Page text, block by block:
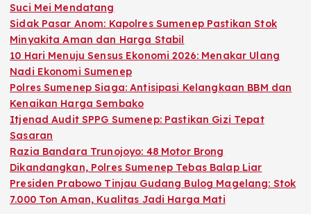
Suci Mei Mendatang
Sidak Pasar Anom: Kapolres Sumenep Pastikan Stok
Minyakita Aman dan Harga Stabil
10 Hari Menuju Sensus Ekonomi 2026: Menakar Ulang
Nadi Ekonomi Sumenep
Polres Sumenep Siaga: Antisipasi Kelangkaan BBM dan
Kenaikan Harga Sembako
Itjenad Audit SPPG Sumenep: Pastikan Gizi Tepat
Sasaran
Razia Bandara Trunojoyo: 48 Motor Brong
Dikandangkan, Polres Sumenep Tebas Balap Liar
Presiden Prabowo Tinjau Gudang Bulog Magelang: Stok
7.000 Ton Aman, Kualitas Jadi Harga Mati